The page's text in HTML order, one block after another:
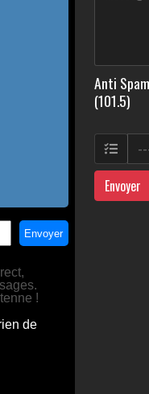
Anti
(101.5)
Envoyer